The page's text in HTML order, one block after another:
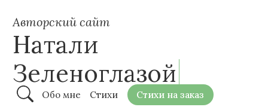
Авторский сайт
Натали
Зеленоглазой
Обо мне Стихи Стихи на заказ